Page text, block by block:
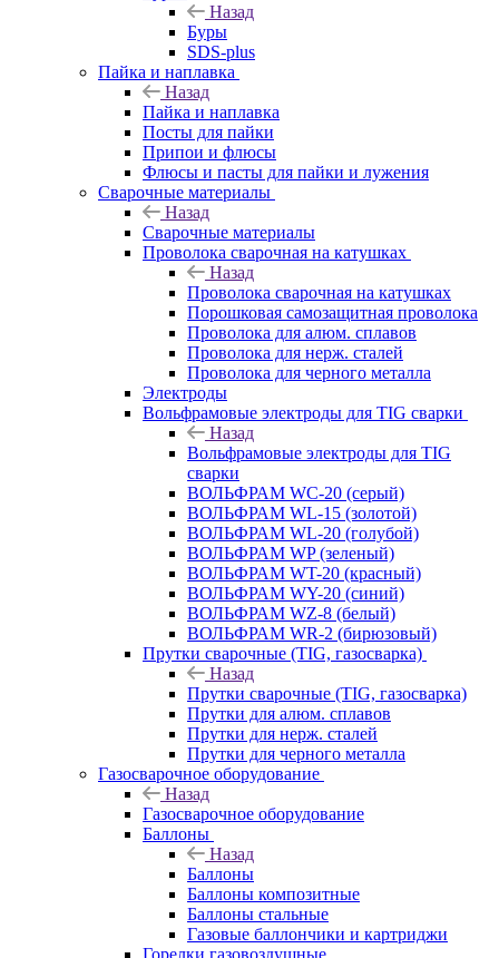
Назад
Буры
SDS-plus
Пайка и наплавка
Назад
Пайка и наплавка
Посты для пайки
Припои и флюсы
Флюсы и пасты для пайки и лужения
Сварочные материалы
Назад
Сварочные материалы
Проволока сварочная на катушках
Назад
Проволока сварочная на катушках
Порошковая самозащитная проволока
Проволока для алюм. сплавов
Проволока для нерж. сталей
Проволока для черного металла
Электроды
Вольфрамовые электроды для TIG сварки
Назад
Вольфрамовые электроды для TIG
сварки
ВОЛЬФРАМ WC-20 (серый)
ВОЛЬФРАМ WL-15 (золотой)
ВОЛЬФРАМ WL-20 (голубой)
ВОЛЬФРАМ WP (зеленый)
ВОЛЬФРАМ WT-20 (красный)
ВОЛЬФРАМ WY-20 (синий)
ВОЛЬФРАМ WZ-8 (белый)
ВОЛЬФРАМ WR-2 (бирюзовый)
Прутки сварочные (TIG, газосварка)
Назад
Прутки сварочные (TIG, газосварка)
Прутки для алюм. сплавов
Прутки для нерж. сталей
Прутки для черного металла
Газосварочное оборудование
Назад
Газосварочное оборудование
Баллоны
Назад
Баллоны
Баллоны композитные
Баллоны стальные
Газовые баллончики и картриджи
Горелки газовоздушные